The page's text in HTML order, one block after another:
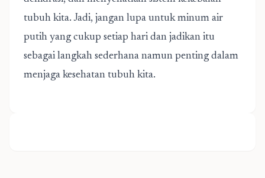
tubuh kita. Jadi, jangan lupa untuk minum air
putih yang cukup setiap hari dan jadikan itu
sebagai langkah sederhana namun penting dalam
menjaga kesehatan tubuh kita.